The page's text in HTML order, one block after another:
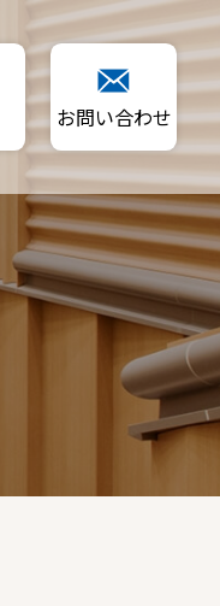
お問い合わせ